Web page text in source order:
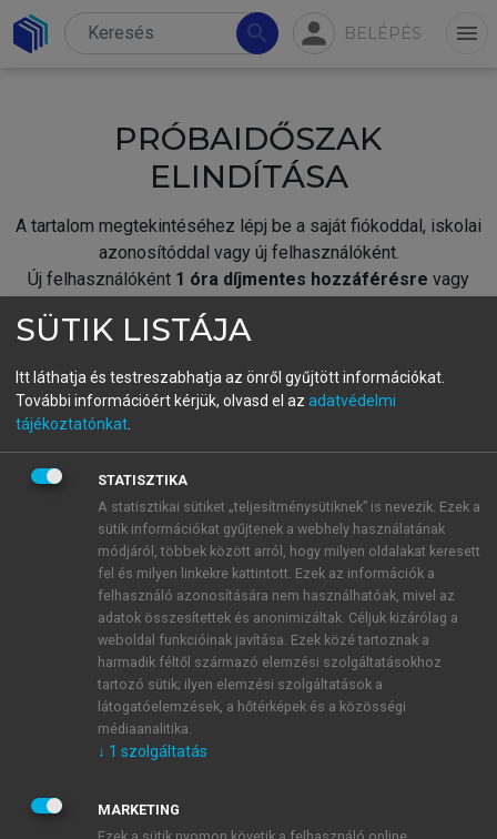
search person BELÉPÉS menu
PRÓBAIDŐSZAK
ELINDÍTÁSA
A tartalom megtekintéséhez lépj be a saját fiókoddal, iskolai
azonosítóddal vagy új felhasználóként.
Új felhasználóként 1 óra díjmentes hozzáférésre vagy
fiókoddal,vagy hozz létre új fiókot.
A regisztráció után apróbaidőszakautomatikusan
BELÉPÉS SAJÁT FIÓKKAL
ÚJ FIÓK LÉTREHOZÁSA
1 óra díjmentes hozzáférés
E-MAIL-CÍM
JELSZÓ
SÜTIK LISTÁJA
Itt láthatja és testreszabhatja az önről gyűjtött információkat.
További információért kérjük, olvasd el az adatvédelmi
tájékoztatónkat
STATISZTIKA
A statisztikai sütiket „teljesítménysütiknek” is nevezik. Ezek a
sütik információkat gyűjtenek a webhely használatának
módjáról, többek között arról, hogy milyen oldalakat keresett
fel és milyen linkekre kattintott. Ezek az információk a
felhasználó azonosítására nem használhatóak, mivel az
adatok összesítettek és anonimizáltak. Céljuk kizárólag a
weboldal funkcióinak javítása. Ezek közé tartoznak a
harmadik féltől származó elemzési szolgáltatásokhoz
tartozó sütik; ilyen elemzési szolgáltatások a
látogatóelemzések, a hőtérképek és a közösségi
médiaanalitika.
↓ 1 szolgáltatás
MARKETING